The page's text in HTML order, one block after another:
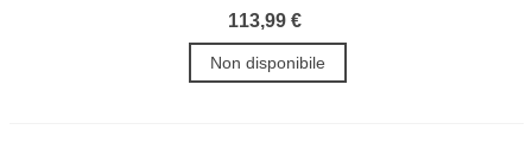
113,99 €
Non disponibile